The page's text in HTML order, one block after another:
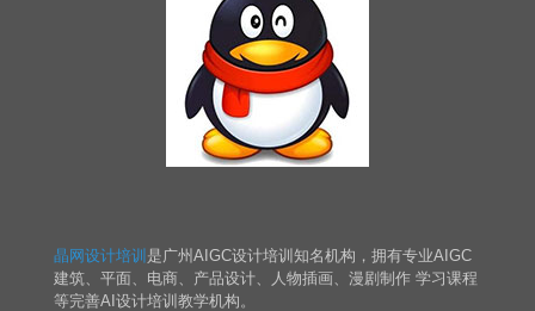
晶网设计培训 是广州AIGC设计培训知名机构，拥有专业AIGC
建筑、平面、电商、产品设计、人物插画、漫剧制作 学习课程
等完善AI设计培训教学机构。